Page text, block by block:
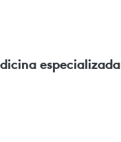
especializada